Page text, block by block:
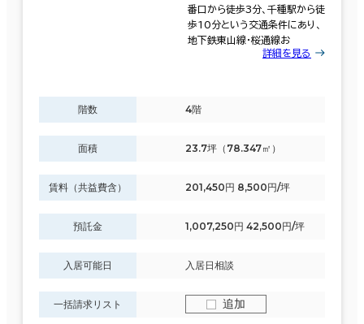
番口から徒歩3分、千種駅から徒
歩10分という交通条件にあり、
地下鉄東山線・桜通線お
詳細を見る
階数 4階
面積 23.7坪（78.347㎡）
賃料（共益費含） 201,450円 8,500円/坪
預託金 1,007,250円 42,500円/坪
入居可能日 入居日相談
一括請求リスト 追加